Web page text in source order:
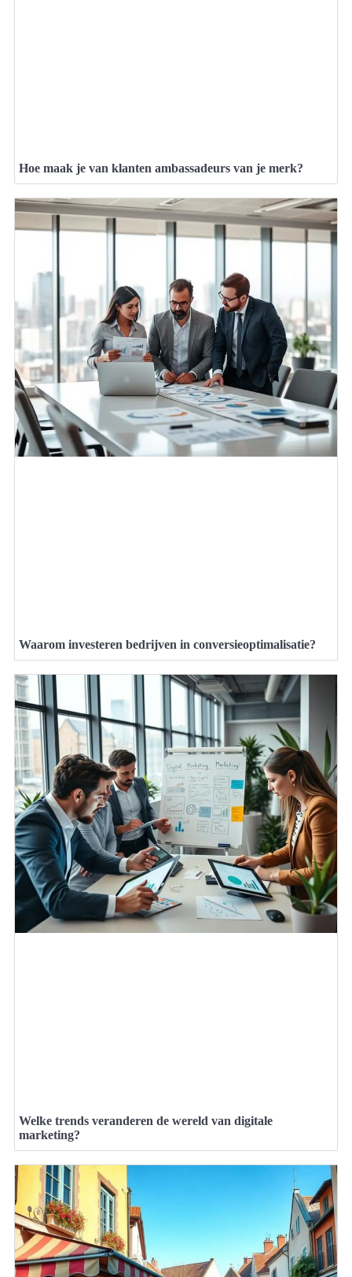
Hoe maak je van klanten ambassadeurs van je merk?
Waarom investeren bedrijven in conversieoptimalisatie?
Welke trends veranderen de wereld van digitale
marketing?